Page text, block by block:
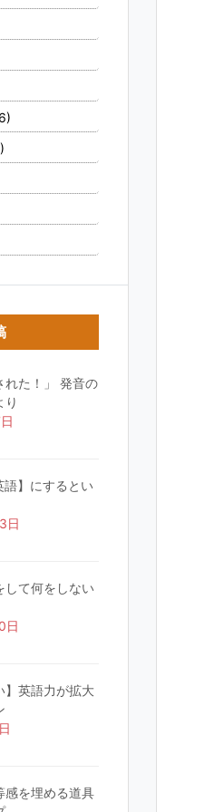
れた！」 発音の
り
語】にするとい
日
して何をしない
日
】英語力が拡大
感を埋める道具